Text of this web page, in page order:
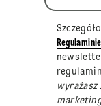
regulamin